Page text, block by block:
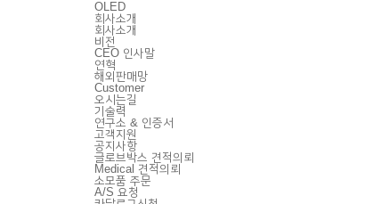
OLED
회사소개
회사소개
비전
CEO 인사말
연혁
해외판매망
Customer
오시는길
기술력
연구소 & 인증서
고객지원
공지사항
글로브박스 견적의뢰
Medical 견적의뢰
소모품 주문
A/S 요청